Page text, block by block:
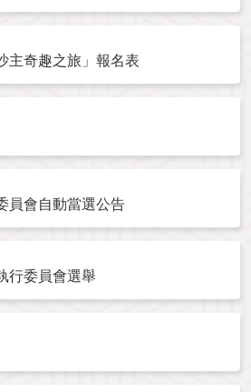
主奇趣之旅」報名表
員會自動當選公告
行委員會選舉